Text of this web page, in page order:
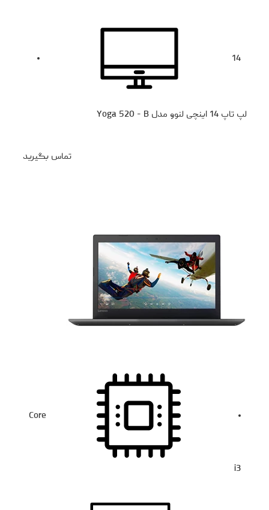
14
لپ تاپ 14 اینچی لنوو مدل Yoga 520 - B
تماس بگیرید
Core
i3